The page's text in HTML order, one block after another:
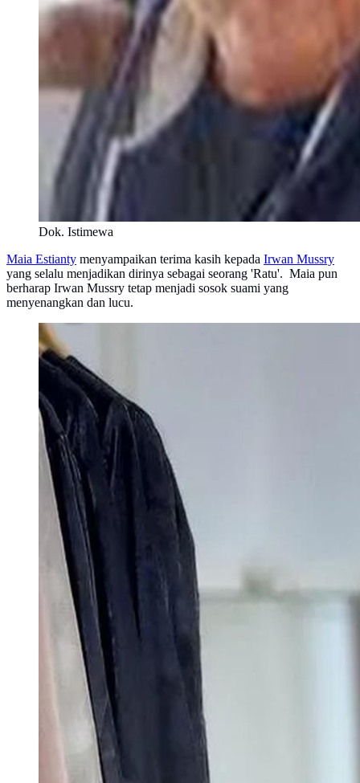
Dok. Istimewa
Maia Estianty menyampaikan terima kasih kepada Irwan Mussry
yang selalu menjadikan dirinya sebagai seorang 'Ratu'. Maia pun
berharap Irwan Mussry tetap menjadi sosok suami yang
menyenangkan dan lucu.